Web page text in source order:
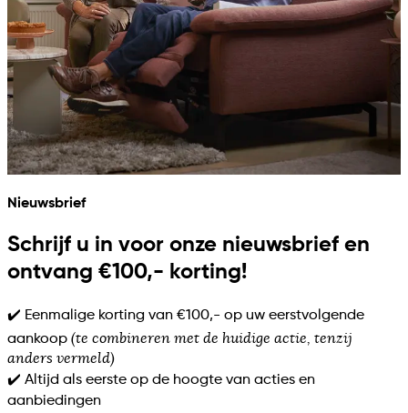
Nieuwsbrief
Schrijf u in voor onze nieuwsbrief en
ontvang €100,- korting!
✔️ Eenmalige korting van €100,- op uw eerstvolgende
aankoop (te combineren met de huidige actie, tenzij
anders vermeld)
✔️ Altijd als eerste op de hoogte van acties en
aanbiedingen